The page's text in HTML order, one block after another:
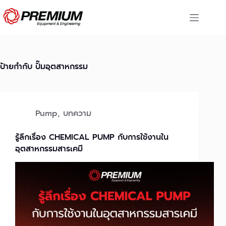
Skip
to
content
ป้ายกำกับ ปั๊มอุตสาหกรรม
Pump, บทความ
รู้ลึกเรื่อง CHEMICAL PUMP กับการใช้งานใน
อุตสาหกรรมสารเคมี